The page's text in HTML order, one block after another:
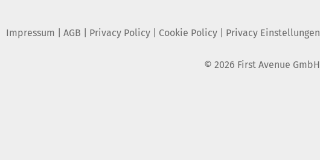
Impressum AGB Privacy Policy| Cookie Policy| Privacy Einstellungen
© 2026 First Avenue GmbH